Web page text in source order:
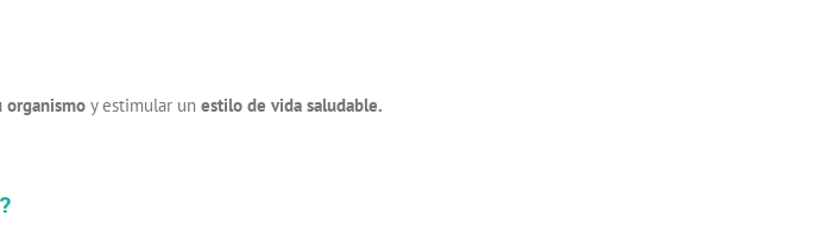
organismo y estimular un estilo de vida saludable.